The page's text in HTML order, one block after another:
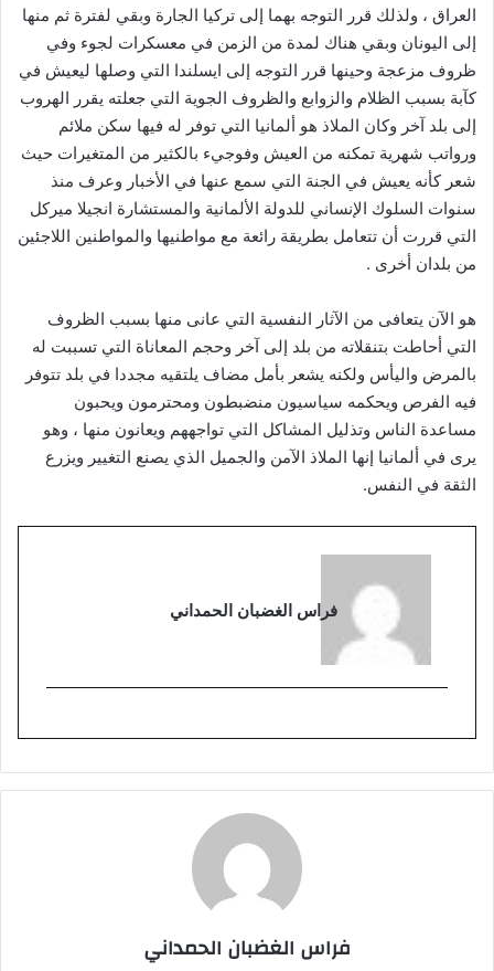
العراق ، ولذلك قرر التوجه بهما إلى تركيا الجارة وبقي لفترة ثم منها
إلى اليونان وبقي هناك لمدة من الزمن في معسكرات لجوء وفي
ظروف مزعجة وحينها قرر التوجه إلى ايسلندا التي وصلها ليعيش في
كآبة بسبب الظلام والزوابع والظروف الجوية التي جعلته يقرر الهروب
إلى بلد آخر وكان الملاذ هو ألمانيا التي توفر له فيها سكن ملائم
ورواتب شهرية تمكنه من العيش وفوجيء بالكثير من المتغيرات حيث
شعر كأنه يعيش في الجنة التي سمع عنها في الأخبار وعرف منذ
سنوات السلوك الإنساني للدولة الألمانية والمستشارة انجيلا ميركل
التي قررت أن تتعامل بطريقة رائعة مع مواطنيها والمواطنين اللاجئين
من بلدان أخرى .
هو الآن يتعافى من الآثار النفسية التي عانى منها بسبب الظروف
التي أحاطت بتنقلاته من بلد إلى آخر وحجم المعاناة التي تسببت له
بالمرض واليأس ولكنه يشعر بأمل مضاف يلتقيه مجددا في بلد تتوفر
فيه الفرص ويحكمه سياسيون منضبطون ومحترمون ويحبون
مساعدة الناس وتذليل المشاكل التي تواجههم ويعانون منها ، وهو
يرى في ألمانيا إنها الملاذ الآمن والجميل الذي يصنع التغيير ويزرع
الثقة في النفس.
فراس الغضبان الحمداني
فراس الغضبان الحمداني